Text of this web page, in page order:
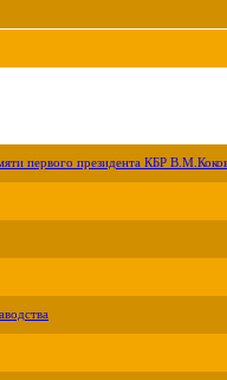
первого президента КБР